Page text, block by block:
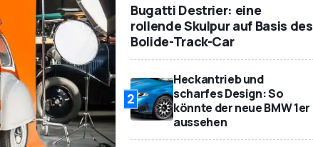
Bugatti Destrier: eine
rollende Skulpur auf Basis des
Bolide-Track-Car
2
Heckantrieb und
scharfes Design: So
könnte der neue BMW 1er
aussehen